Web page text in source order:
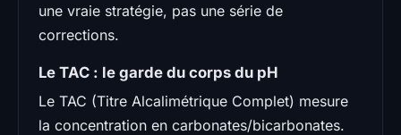
une vraie stratégie, pas une série de
corrections.
Le TAC : le garde du corps du pH
Le TAC (Titre Alcalimétrique Complet) mesure
la concentration en carbonates/bicarbonates.